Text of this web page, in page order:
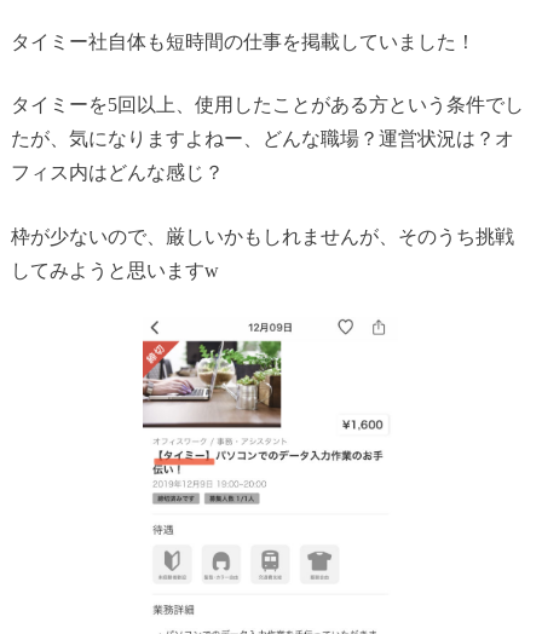
タイミー社自体も短時間の仕事を掲載していました！
タイミーを5回以上、使用したことがある方という条件でし
たが、気になりますよねー、どんな職場？運営状況は？オ
フィス内はどんな感じ？
枠が少ないので、厳しいかもしれませんが、そのうち挑戦
してみようと思いますw